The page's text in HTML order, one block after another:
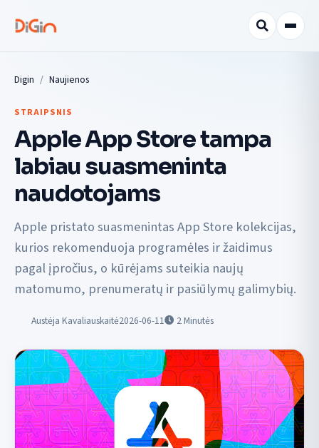
Digin Naujienos
STRAIPSNIS
Apple App Store tampa
labiau suasmeninta
naudotojams
Apple pristato suasmenintas App Store kolekcijas,
kurios rekomenduoja programėles ir žaidimus
pagal įpročius, o kūrėjams suteikia naujų
matomumo, prenumeratų ir pasiūlymų galimybių.
Austėja Kavaliauskaitė2026-06-11 2Minutės